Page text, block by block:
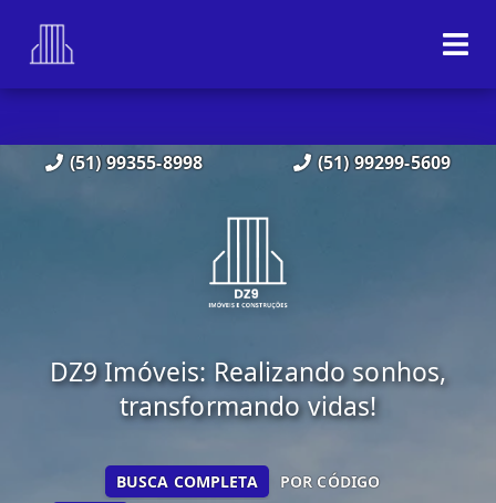
(51) 99355-8998 (51) 99299-5609
DZ9 Imóveis: Realizando sonhos,
transformando vidas!
BUSCA COMPLETA POR CÓDIGO